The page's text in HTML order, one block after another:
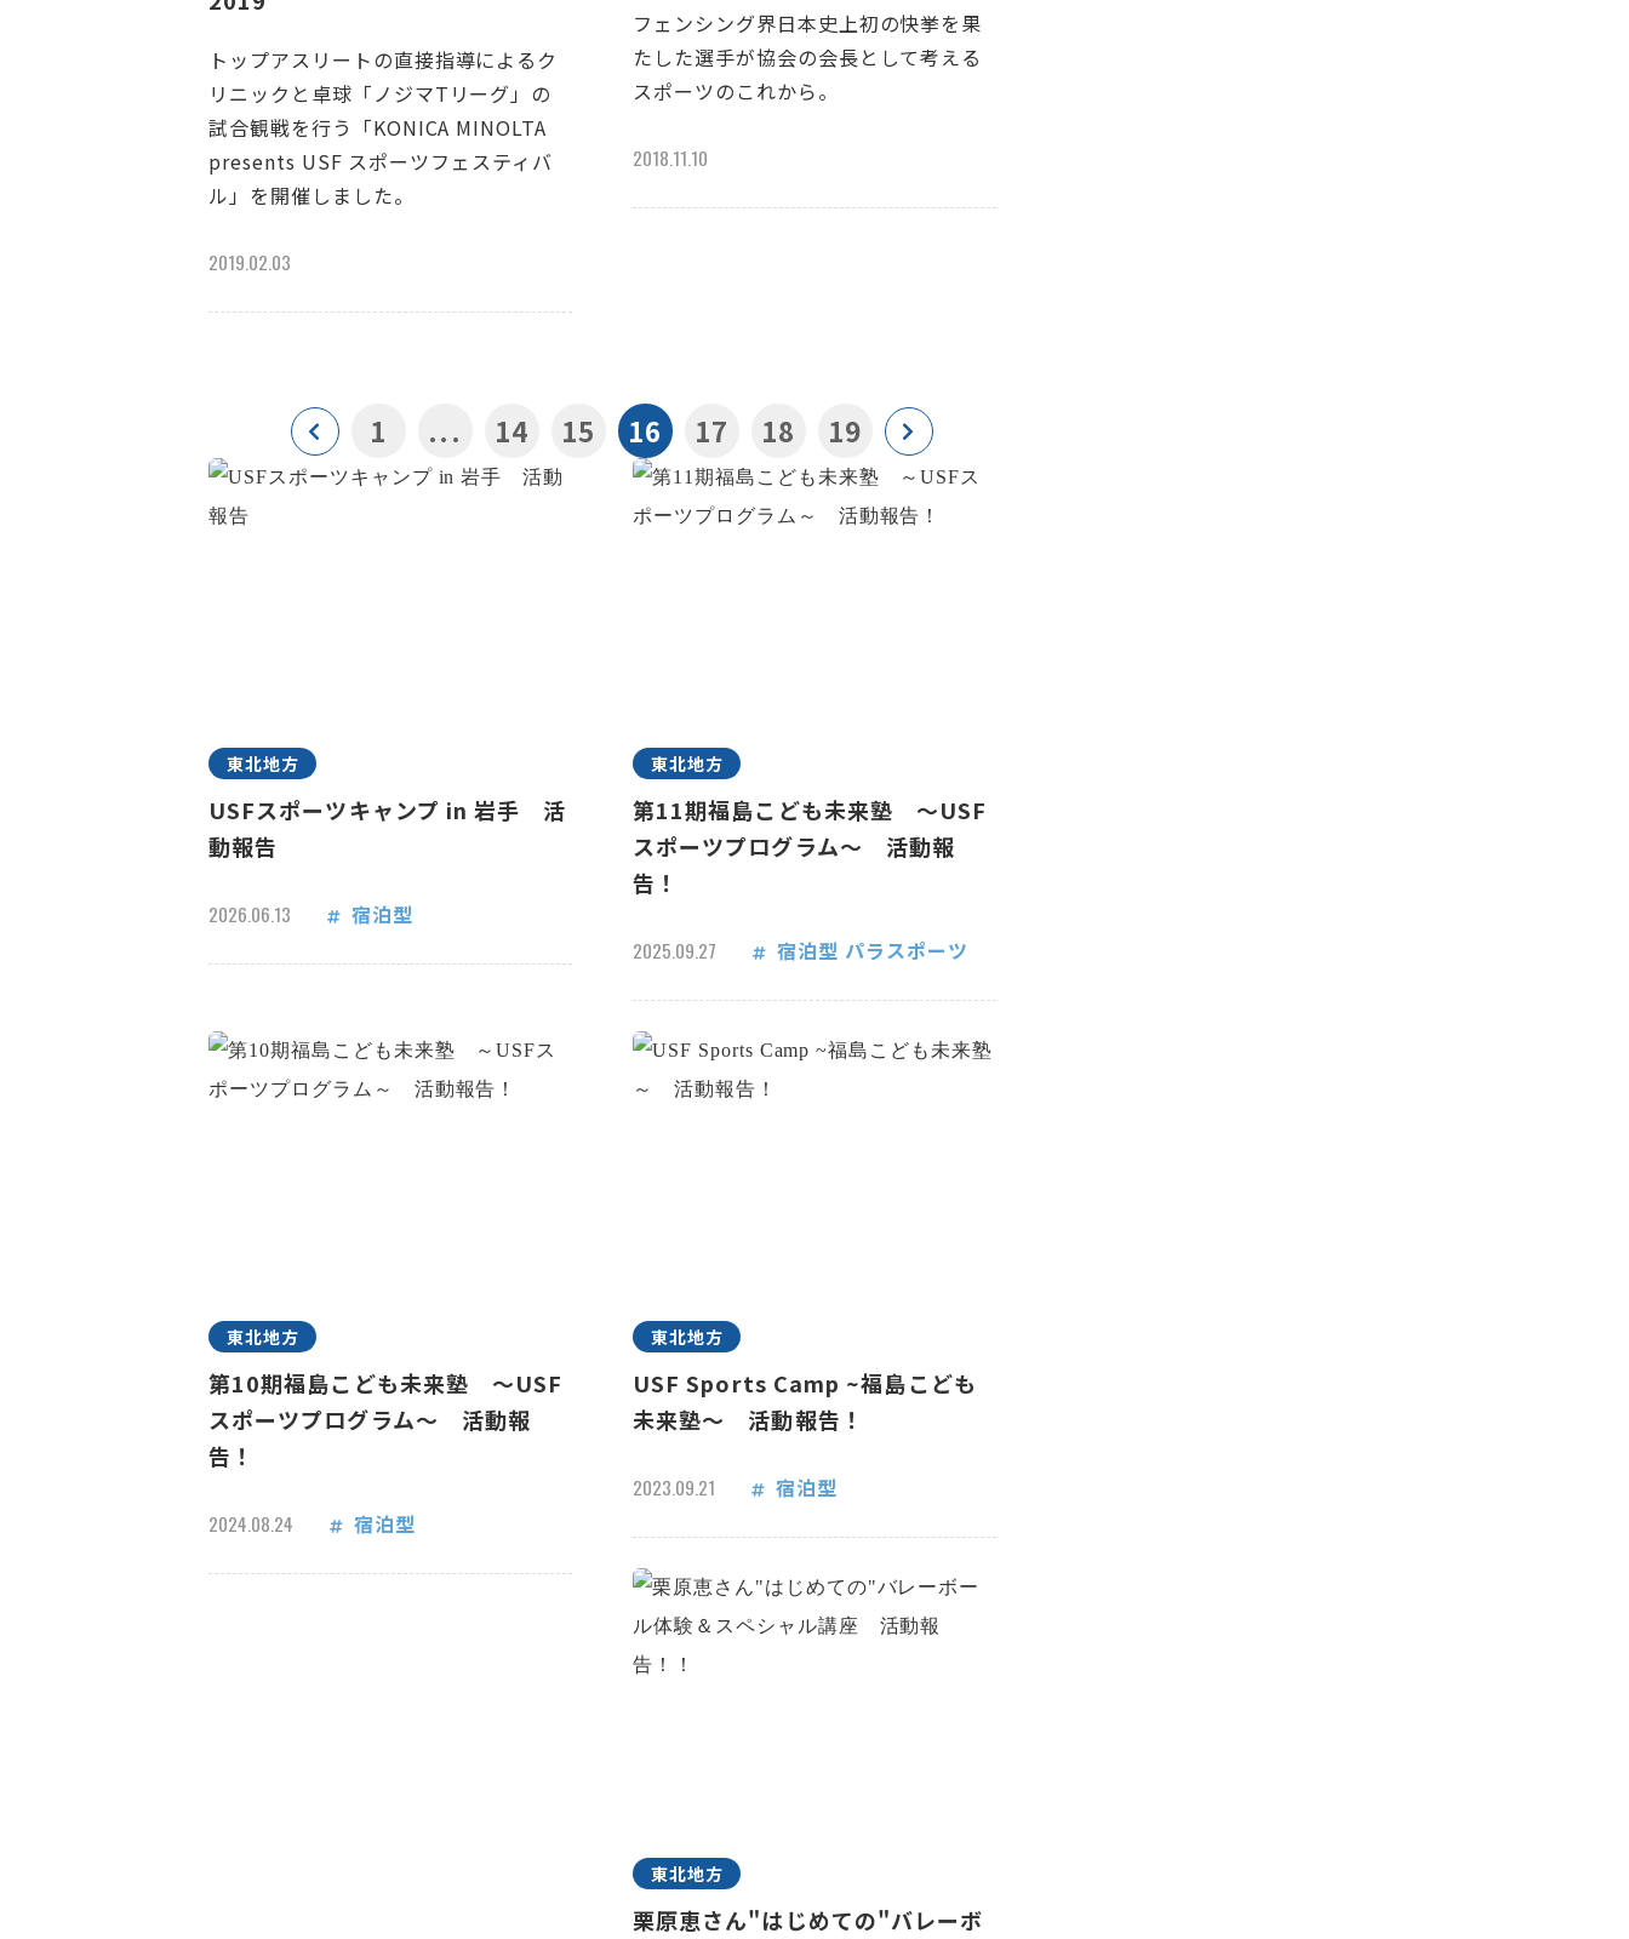
トップアスリートの直接指導によるク
リニックと卓球「ノジマTリーグ」の
試合観戦を行う「KONICA MINOLTA
presents USF スポーツフェスティバ
ル」を開催しました。
2019.02.03
フェンシング界日本史上初の快挙を果
たした選手が協会の会長として考える
スポーツのこれから。
2018.11.10
1 ... 14 15 16 17 18 19
東北地方
USFスポーツキャンプ in 岩手 活
動報告
2026.06.13 宿泊型
東北地方
第11期福島こども未来塾 ～USF
スポーツプログラム～ 活動報
告！
2025.09.27 宿泊型 パラスポーツ
東北地方
第10期福島こども未来塾 ～USF
スポーツプログラム～ 活動報
告！
2024.08.24 宿泊型
東北地方
USF Sports Camp ~福島こども
未来塾～ 活動報告！
2023.09.21 宿泊型
東北地方
栗原恵さん"はじめての"バレーボ